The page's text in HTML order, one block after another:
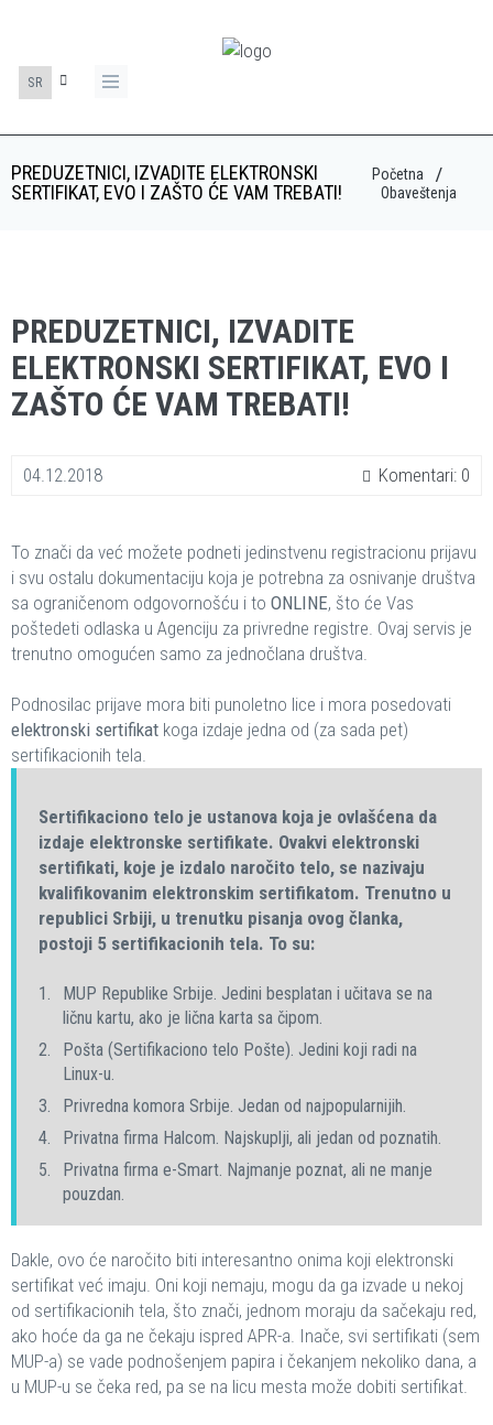
SR
PREDUZETNICI, IZVADITE ELEKTRONSKI
SERTIFIKAT, EVO I ZAŠTO ĆE VAM TREBATI!
Početna
Obaveštenja
PREDUZETNICI, IZVADITE
ELEKTRONSKI SERTIFIKAT, EVO I
ZAŠTO ĆE VAM TREBATI!
04.12.2018 Komentari: 0
To znači da već možete podneti jedinstvenu registracionu prijavu
i svu ostalu dokumentaciju koja je potrebna za osnivanje društva
sa ograničenom odgovornošću i to ONLINE, što će Vas
poštedeti odlaska u Agenciju za privredne registre. Ovaj servis je
trenutno omogućen samo za jednočlana društva.
Podnosilac prijave mora biti punoletno lice i mora posedovati
elektronski sertifikat koga izdaje jedna od (za sada pet)
sertifikacionih tela.
Sertifikaciono telo je ustanova koja je ovlašćena da
izdaje elektronske sertifikate. Ovakvi elektronski
sertifikati, koje je izdalo naročito telo, se nazivaju
kvalifikovanim elektronskim sertifikatom. Trenutno u
republici Srbiji, u trenutku pisanja ovog članka,
postoji 5 sertifikacionih tela. To su:
MUP Republike Srbije. Jedini besplatan i učitava se na
ličnu kartu, ako je lična karta sa čipom.
Pošta (Sertifikaciono telo Pošte). Jedini koji radi na
Linux-u.
Privredna komora Srbije. Jedan od najpopularnijih.
Privatna firma Halcom. Najskuplji, ali jedan od poznatih.
Privatna firma e-Smart. Najmanje poznat, ali ne manje
pouzdan.
Dakle, ovo će naročito biti interesantno onima koji elektronski
sertifikat već imaju. Oni koji nemaju, mogu da ga izvade u nekoj
od sertifikacionih tela, što znači, jednom moraju da sačekaju red,
ako hoće da ga ne čekaju ispred APR-a. Inače, svi sertifikati (sem
MUP-a) se vade podnošenjem papira i čekanjem nekoliko dana, a
u MUP-u se čeka red, pa se na licu mesta može dobiti sertifikat.